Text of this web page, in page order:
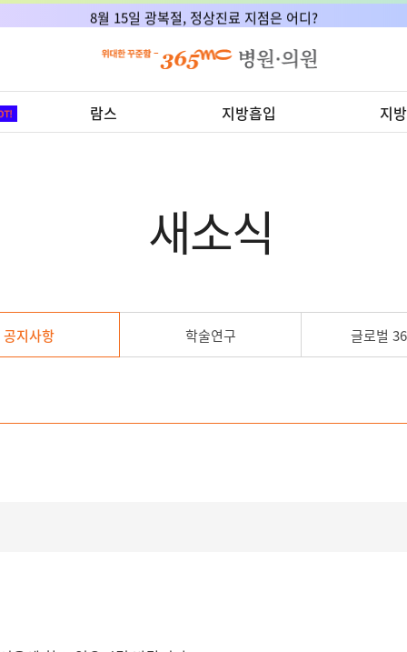
8월 15일 광복절, 정상진료 지점은 어디?
람스 지방흡입 지
새소식
공지사항 학술연구 글로벌